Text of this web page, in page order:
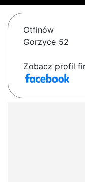
Otfinów
Gorzyce 52
Zobacz profil